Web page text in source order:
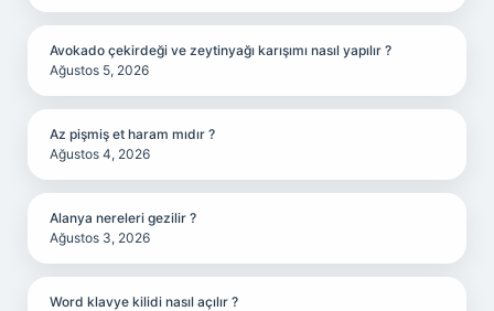
Avokado çekirdeği ve zeytinyağı karışımı nasıl yapılır ?
Ağustos 5, 2026
Az pişmiş et haram mıdır ?
Ağustos 4, 2026
Alanya nereleri gezilir ?
Ağustos 3, 2026
Word klavye kilidi nasıl açılır ?